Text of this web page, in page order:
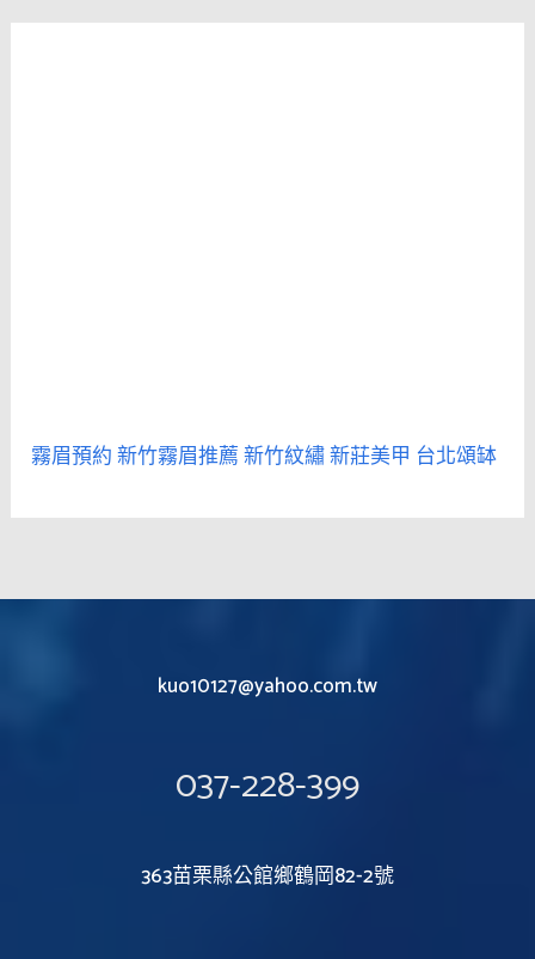
霧眉預約新竹霧眉推薦新竹紋繡新莊美甲 台北頌缽
kuo10127@yahoo.com.tw
037-228-399
363苗栗縣公館鄉鶴岡82-2號